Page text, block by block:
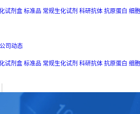
试剂盒 标准品 常规生化试剂 科研抗体 抗原蛋白 细胞
公司动态
试剂盒 标准品 常规生化试剂 科研抗体 抗原蛋白 细胞